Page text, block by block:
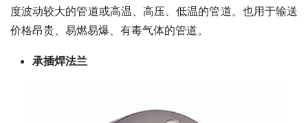
度波动较大的管道或高温、高压、低温的管道。也用于输送
价格昂贵、易燃易爆、有毒气体的管道。
承插焊法兰